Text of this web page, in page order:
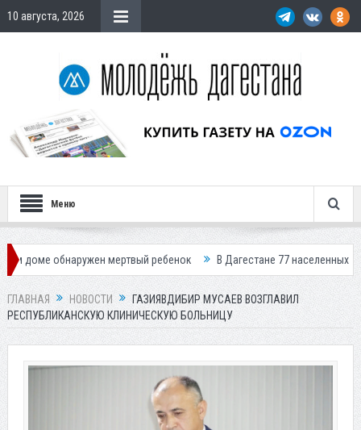
10 августа, 2026
Меню
мертвый ребенок В Дагестане 77 населенных пунктов
ГЛАВНАЯ НОВОСТИ
ГАЗИЯВДИБИР МУСАЕВ ВОЗГЛАВИЛ
РЕСПУБЛИКАНСКУЮ КЛИНИЧЕСКУЮ БОЛЬНИЦУ